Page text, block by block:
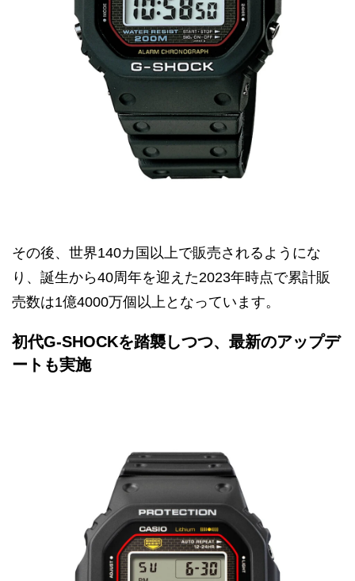
その後、世界140カ国以上で販売されるようにな
り、誕生から40周年を迎えた2023年時点で累計販
売数は1億4000万個以上となっています。
初代G-SHOCKを踏襲しつつ、最新のアップデ
ートも実施